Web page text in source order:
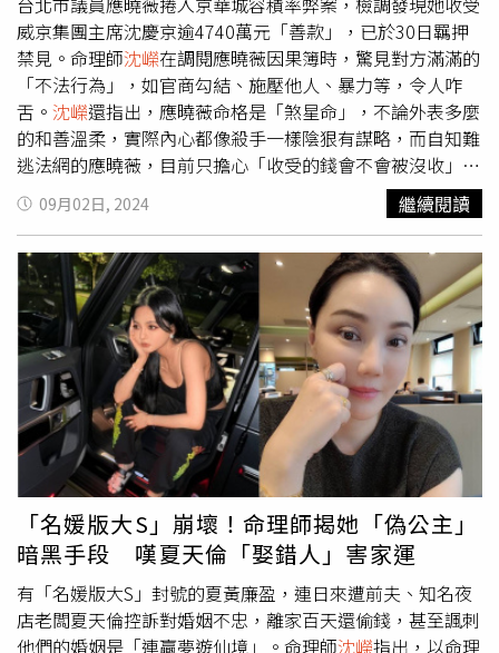
但觀眾對她的記憶點不深，談不上是主流名媛，前夫與她互
相開撕之後反而使她瞬間成為名媛圈的話題風雲人物。沈嶸
表示黃廉盈只要在媒體上應對得宜，持續展現高EQ，憑藉
她的美貌與身材，由黑翻紅應該不是難事。
道歉，而唐從聖也發表聲明表示兩人已握手言和，兩人更一
同接下電動麻將桌的代言，兩人看似已經和解了。沈嶸通靈
徐乃麟和唐從聖目前仍是「刑剋」，唐從聖其實現在心裡還
是有疙瘩，雖然表面上原諒了徐乃麟，但內心還是很介意，
從目前的因果上來看，徐乃麟反而是跟唐從聖的過節較大，
至今都沒有真正化解，也難怪唐從聖在這次事件會留言聲援
楊繡惠。
嶸就曾通靈黃子佼的運勢負30分，如今他的運勢仍只有負
20分，已是社會性死亡，陷入谷底，翻身無望，這就是黃子
佼受到報應最好的證明。而黃子佼昔日恩師張小燕之前還因
此受到牽連，更在網路上遭到眾人撻伐， 沈嶸 通靈後表示，
張小燕現在對黃子佼非常失望，不想談論此事，也完全不想
被捲進去淌渾水，覺得跟黃子佼扯上關係是「自己人生中最
大的汙點」。至於黃子佼的妻子孟耿如，今年4月沈嶸就發
現兩人已由最好的緣分「先天正緣」轉為最糟的「刑剋」，
當時還是黃子佼刑剋孟耿如，導致孟耿如原本優質的形象大
跌，跟著黃子佼一起受到網友唾罵。現在沈嶸再度探查兩人
緣分，發現已經是「無緣」的狀態，表示現在存在兩人關係
中的只有無奈和沮喪，孟耿如對黃子佼更是徹底沒了男女之
情，已經有不想長相廝守的念頭，一切以女兒黃玉米為重，
為了大局不得不忍耐著；黃子佼則深知自己帶給妻子莫大的
傷害，也沒有臉面再要求什麼。彼此都無力再規劃未來願
景，正是黃子佼與孟耿如成為「無緣」夫妻的原因。這樣的
結果，也讓沈嶸 不禁感嘆，原本黃子佼有大好前程，因不良
業力與違背道德良知，而自毀前程，也讓兩位曾經最愛他的
女人棄他而去，只能說是自作自受，因果循環，報應不爽。
重視品行道德的命理師沈嶸也熱心公益，四年前發起「每月
捐十萬，持續二十年」公益計畫，至今捐款已累計達600萬
元，持續朝總目標「2400萬元（回饋台灣二十年）」邁
進。本月沈嶸捐贈10萬元給「社團法人中華民國紅心字
會」，資助「紅心向日葵公益金—弱勢兒童營養餐費暨兒少
威京集團主席沈慶京逾4740萬元「善款」，已於30日羈押
禁見。命理師沈嶸在調閱應曉薇因果簿時，驚見對方滿滿的
「不法行為」，如官商勾結、施壓他人、暴力等，令人咋
舌。 沈嶸還指出，應曉薇命格是「煞星命」，不論外表多麼
的和善溫柔，實際內心都像殺手一樣陰狠有謀略，而自知難
逃法網的應曉薇，目前只擔心「收受的錢會不會被沒收」。
台北地檢署偵辦京華城容積率弊案，國民黨北市議員應曉薇
被查出金流異常，不但收受威京集團主席沈慶京逾4740萬
利，在28日遭搜索約談，29日則依《貪污治罪條例》違背
職務行收賄罪向法院聲請羈押，北院認定其有逃亡及串滅證
之虞，30日清晨與共犯、威京集團主席沈慶京一樣遭裁定羈
押禁見。據悉，沈、應2人的辯護律師今（2日）早辦理律
見，最快今天下午、最遲明天會向高院提起抗告。從當家花
旦到資深議員，如今卻淪為階下囚，命理師沈嶸透過通靈應
曉薇腦波，發現她的意念中確實有「從沈慶京處收受酬勞」
和「為沈慶京奔走『喬』事」的強烈正向訊號，另外，她還
有很多「隱藏訊息」，恐都是不法行為。而自知這次難逃司
法制裁的應曉薇，目前腦中最擔心的事情竟然是「收受的錢
會不會被沒收」，她先前欲飛往香港只是想避避風頭還沒想
要逃亡，看情況發展如何再決定是否要回來，她認為如果沈
慶京沒事，即使她逃亡在外，沈仍會照顧她，沒想到卻成為
檢方提前大動作搜查的契機。 沈嶸分析應曉薇命格，發現她
是「煞星命」，屬於「中下等命」，擁有煞星命格的人，不
09月02日, 2024 繼續閱讀
「名媛版大S」崩壞！命理師揭她「偽公主」
暗黑手段 嘆夏天倫「娶錯人」害家運
有「名媛版大S」封號的夏黃廉盈，連日來遭前夫、知名夜
店老闆夏天倫控訴對婚姻不忠，離家百天還偷錢，甚至諷刺
他們的婚姻是「連贏夢遊仙境」。命理師沈嶸指出，以命理